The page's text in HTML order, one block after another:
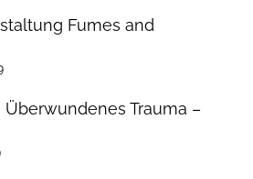
Fumes and
Trauma –